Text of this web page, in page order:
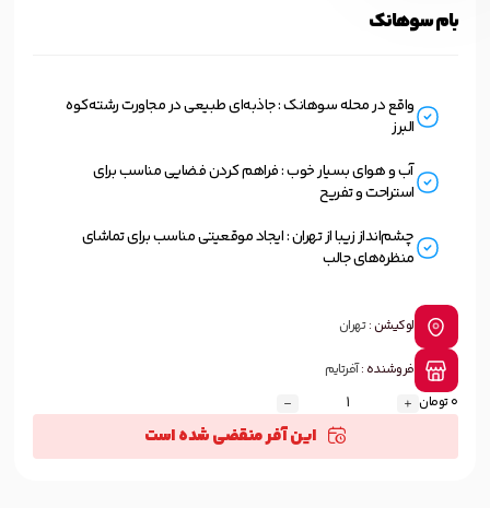
بام سوهانک
واقع در محله سوهانک : جاذبه‌ای طبیعی در مجاورت رشته‌کوه
البرز
آب و هوای بسیار خوب : فراهم کردن فضایی مناسب برای
استراحت و تفریح
چشم‌انداز زیبا از تهران : ایجاد موقعیتی مناسب برای تماشای
منظره‌های جالب
لوکیشن :تهران
فروشنده :آفرتایم
0 تومان
این آفر منقضی شده است